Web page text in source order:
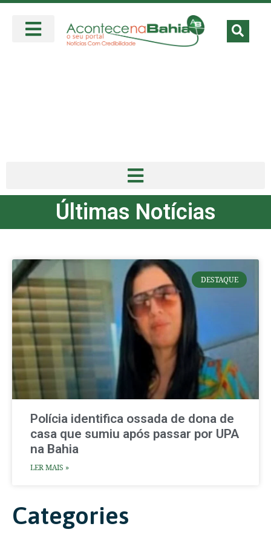
Últimas Notícias
DESTAQUE
Polícia identifica ossada de dona de
casa que sumiu após passar por UPA
na Bahia
LER MAIS »
Categories